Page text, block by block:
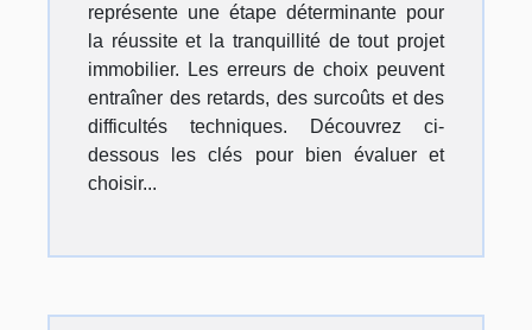
représente une étape déterminante pour
la réussite et la tranquillité de tout projet
immobilier. Les erreurs de choix peuvent
entraîner des retards, des surcoûts et des
difficultés techniques. Découvrez ci-
dessous les clés pour bien évaluer et
choisir...